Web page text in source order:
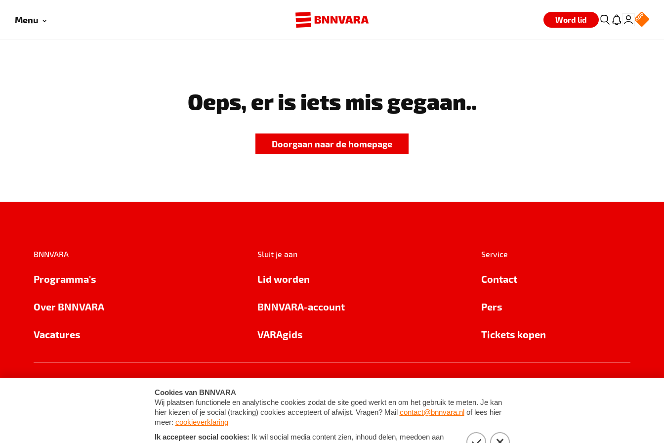
Menu Word lid
Oeps, er is iets mis gegaan..
Doorgaan naar de homepage
BNNVARA
Programma's
Over BNNVARA
Vacatures
Sluit je aan
Lid worden
BNNVARA-account
VARAgids
Service
Contact
Pers
Tickets kopen
Cookie-instellingen Algemene voorwaarden ©2026BNNVARA